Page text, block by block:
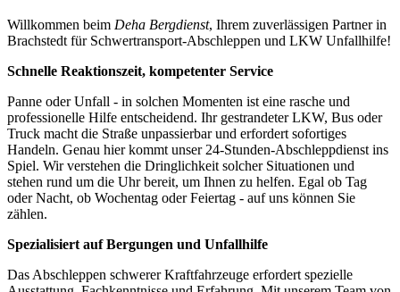
Willkommen beim Deha Bergdienst, Ihrem zuverlässigen Partner in
Brachstedt für Schwertransport-Abschleppen und LKW Unfallhilfe!
Schnelle Reaktionszeit, kompetenter Service
Panne oder Unfall - in solchen Momenten ist eine rasche und
professionelle Hilfe entscheidend. Ihr gestrandeter LKW, Bus oder
Truck macht die Straße unpassierbar und erfordert sofortiges
Handeln. Genau hier kommt unser 24-Stunden-Abschleppdienst ins
Spiel. Wir verstehen die Dringlichkeit solcher Situationen und
stehen rund um die Uhr bereit, um Ihnen zu helfen. Egal ob Tag
oder Nacht, ob Wochentag oder Feiertag - auf uns können Sie
zählen.
Spezialisiert auf Bergungen und Unfallhilfe
Das Abschleppen schwerer Kraftfahrzeuge erfordert spezielle